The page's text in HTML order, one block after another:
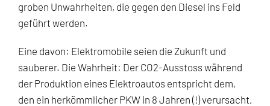
groben Unwahrheiten, die gegen den Diesel ins Feld
geführt werden.
Eine davon: Elektromobile seien die Zukunft und
sauberer. Die Wahrheit: Der CO2-Ausstoss während
der Produktion eines Elektroautos entspricht dem,
den ein herkömmlicher PKW in 8 Jahren (!) verursacht,